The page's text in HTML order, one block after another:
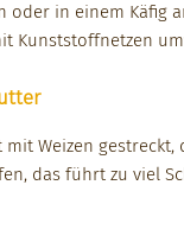
oder in einem Käfig
Kun­st­stoffnet­zen
mit Weizen
das führt zu viel